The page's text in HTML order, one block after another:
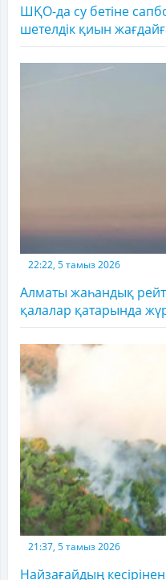
ШҚО-да су бетіне
шетелдік қиын
22:22, 5 тамыз 2026
Алматы жаһандық
қалалар қатарында
21:37, 5 тамыз 2026
Найзағайдың